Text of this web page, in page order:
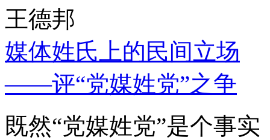
王德邦
媒体姓氏上的民间立场
——评“党媒姓党”之争
既然“党媒姓党”是个事